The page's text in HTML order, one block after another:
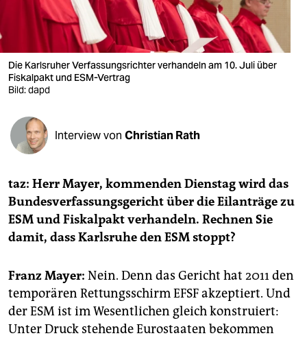
verlag
verlag
veranstaltungen
shop
fragen & hilfe
unterstützen
genossenschaft
epaper login
Die Karlsruher Verfassungsrichter verhandeln am 10. Juli über
Fiskalpakt und ESM-Vertrag
Bild: dapd
Interview von Christian Rath
taz: Herr Mayer, kommenden Dienstag wird das
Bundesverfassungsgericht über die Eilanträge zu
ESM und Fiskalpakt verhandeln. Rechnen Sie
damit, dass Karlsruhe den ESM stoppt?
Franz Mayer: Nein. Denn das Gericht hat 2011 den
temporären Rettungsschirm EFSF akzeptiert. Und
der ESM ist im Wesentlichen gleich konstruiert:
Unter Druck stehende Eurostaaten bekommen